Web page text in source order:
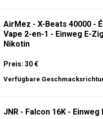
AirMez - X-Beats 40000 -
Vape 2-en-1 - Einweg E-
Nikotin
Preis: 30 €
Verfügbare
JNR - Falcon 16K -